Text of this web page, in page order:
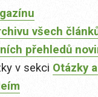
všech
přehledů
v sekci Otázky